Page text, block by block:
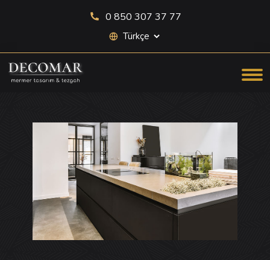
0 850 307 37 77
Site dili seçimi